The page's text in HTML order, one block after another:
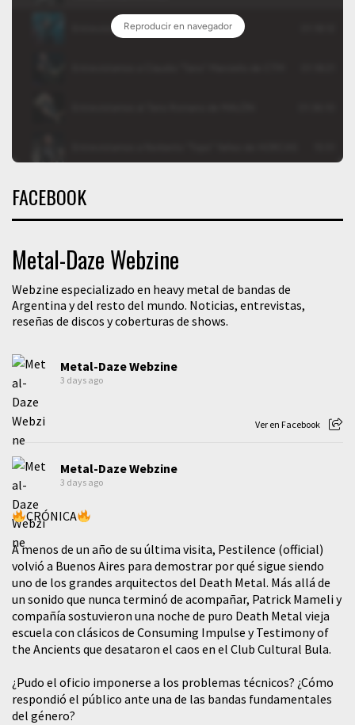
FACEBOOK
Metal-Daze Webzine
Webzine especializado en heavy metal de bandas de
Argentina y del resto del mundo. Noticias, entrevistas,
reseñas de discos y coberturas de shows.
Metal-Daze Webzine
3 days ago
Ver en Facebook
Metal-Daze Webzine
3 days ago
CRÓNICA
A menos de un año de su última visita, Pestilence (official)
volvió a Buenos Aires para demostrar por qué sigue siendo
uno de los grandes arquitectos del Death Metal. Más allá de
un sonido que nunca terminó de acompañar, Patrick Mameli y
compañía sostuvieron una noche de puro Death Metal vieja
escuela con clásicos de Consuming Impulse y Testimony of
the Ancients que desataron el caos en el Club Cultural Bula.
¿Pudo el oficio imponerse a los problemas técnicos? ¿Cómo
respondió el público ante una de las bandas fundamentales
del género?